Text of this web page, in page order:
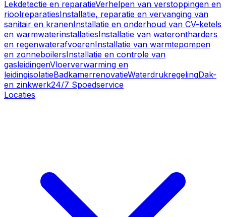
Lekdetectie en reparatieVerhelpen van verstoppingen en
rioolreparatiesInstallatie, reparatie en vervanging van
sanitair en kranenInstallatie en onderhoud van CV-ketels
en warmwaterinstallatiesInstallatie van waterontharders
en regenwaterafvoerenInstallatie van warmtepompen
en zonneboilersInstallatie en controle van
gasleidingenVloerverwarming en
leidingisolatieBadkamerrenovatieWaterdrukregelingDak-
en zinkwerk24/7 Spoedservice
Locaties